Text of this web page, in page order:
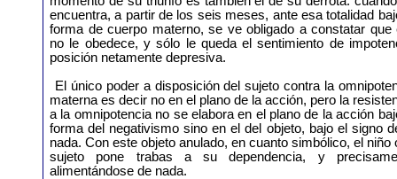
encuentra, a partir de los seis meses, ante esa totalidad
forma de cuerpo materno, se ve obligado a constatar que
no le obedece, y sólo le queda el sentimiento de
posición netamente depresiva.
El único poder a disposición del sujeto contra la
materna es decir no en el plano de la acción, pero la
a la omnipotencia no se elabora en el plano de la acción
forma del negativismo sino en el del objeto, bajo el signo
nada. Con este objeto anulado, en cuanto simbólico, el niño
sujeto pone trabas a su dependencia, y
alimentándose de nada.